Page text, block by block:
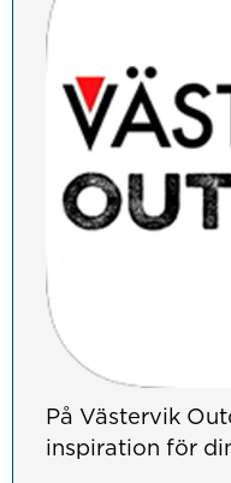
På Västervik
inspiration för